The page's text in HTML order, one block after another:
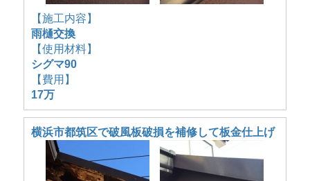
【施工内容】
雨樋交換
【使用材料】
シグマ90
【費用】
17万
横浜市都筑区で破風板破損を補修して板金仕上げ